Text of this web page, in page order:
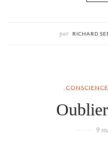
par RICHARD
CONSCIENCE
9